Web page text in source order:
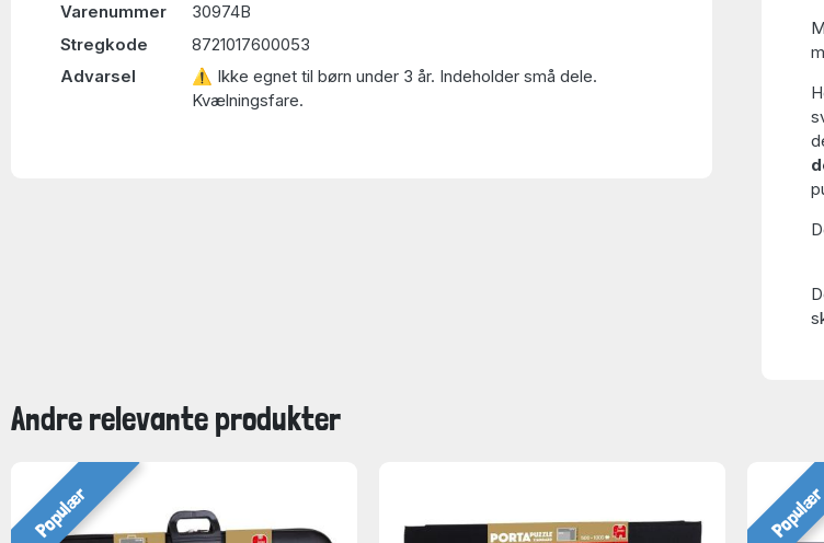
Varenummer
30974B
Stregkode
8721017600053
Advarsel
⚠ Ikke egnet til børn under 3 år. Indeholder små dele.
Kvælningsfare.
Andre relevante produkter
Populær